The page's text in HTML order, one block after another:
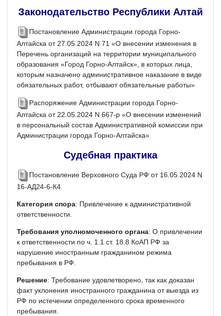
Законодательство Республики Алтай
Постановление Администрации города Горно-
Алтайска от 27.05.2024 N 71 «О внесении изменения в
Перечень организаций на территории муниципального
образования «Город Горно-Алтайск», в которых лица,
которым назначено административное наказание в виде
обязательных работ, отбывают обязательные работы»
Распоряжение Администрации города Горно-
Алтайска от 22.05.2024 N 667-р «О внесении изменений
в персональный состав Административной комиссии при
Администрации города Горно-Алтайска»
Судебная практика
Постановление Верховного Суда РФ от 16.05.2024 N
16-АД24-6-К4
Категория спора: Привлечение к административной
ответственности.
Требования уполномоченного органа: О привлечении
к ответственности по ч. 1.1 ст. 18.8 КоАП РФ за
нарушение иностранным гражданином режима
пребывания в РФ.
Решение: Требование удовлетворено, так как доказан
факт уклонения иностранного гражданина от выезда из
РФ по истечении определенного срока временного
пребывания.